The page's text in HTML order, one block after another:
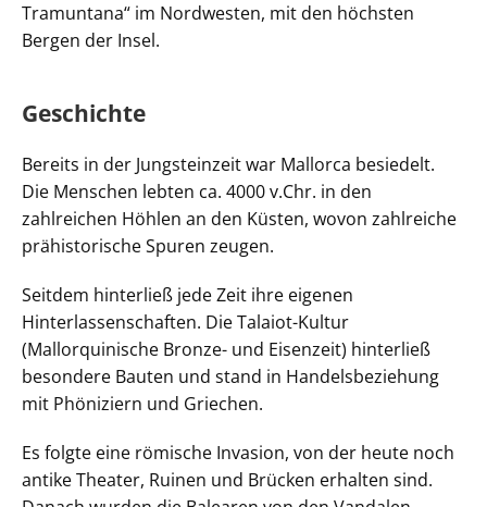
Tramuntana“ im Nordwesten, mit den höchsten
Bergen der Insel.
Geschichte
Bereits in der Jungsteinzeit war Mallorca besiedelt.
Die Menschen lebten ca. 4000 v.Chr. in den
zahlreichen Höhlen an den Küsten, wovon zahlreiche
prähistorische Spuren zeugen.
Seitdem hinterließ jede Zeit ihre eigenen
Hinterlassenschaften. Die Talaiot-Kultur
(Mallorquinische Bronze- und Eisenzeit) hinterließ
besondere Bauten und stand in Handelsbeziehung
mit Phöniziern und Griechen.
Es folgte eine römische Invasion, von der heute noch
antike Theater, Ruinen und Brücken erhalten sind.